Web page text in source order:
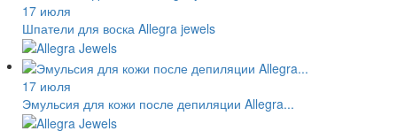
17 июля
Шпатели для воска Allegra jewels
17 июля
Эмульсия для кожи после депиляции Allegra...